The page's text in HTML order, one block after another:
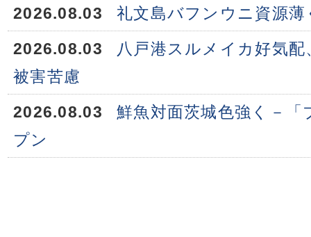
2026.08.03
礼文島バフンウニ資源薄
2026.08.03
八戸港スルメイカ好気
被害苦慮
2026.08.03
鮮魚対面茨城色強く－
プン